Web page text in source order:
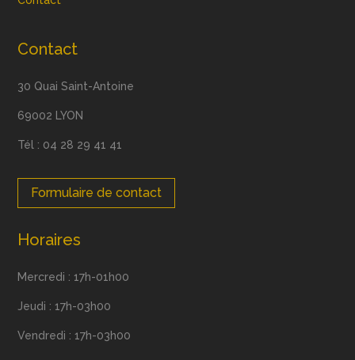
Contact
30 Quai Saint-Antoine
69002 LYON
Tél : 04 28 29 41 41
Formulaire de contact
Horaires
Mercredi : 17h-01h00
Jeudi : 17h-03h00
Vendredi : 17h-03h00